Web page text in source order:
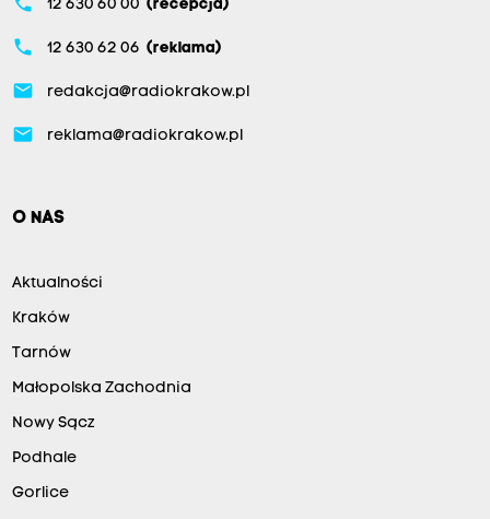
12 630 60 00 (recepcja)
phone 12 630 62 06 (reklama)
email redakcja@radiokrakow.pl
email reklama@radiokrakow.pl
O NAS
Aktualności
Kraków
Tarnów
Małopolska Zachodnia
Nowy Sącz
Podhale
Gorlice